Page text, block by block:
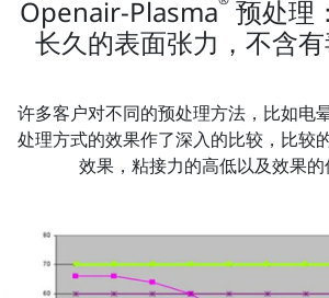
Openair-Plasma 预处理
长久的表面张力，不含
许多客户对不同的预处理方法，比如电
处理方式的效果作了深入的比较，比较
效果，粘接力的高低以及效果的